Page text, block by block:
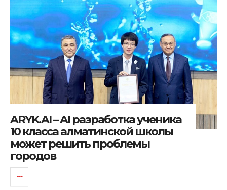
ARYK.AI – AI разработка ученика
10 класса алматинской школы
может решить проблемы
городов